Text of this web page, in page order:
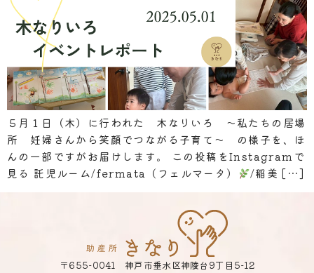
５月１日（木）に行われた 木なりいろ ～私たちの居場
所 妊婦さんから笑顔でつながる子育て～ の様子を、ほ
んの一部ですがお届けします。 この投稿をInstagramで
見る 託児ルーム/fermata（フェルマータ）
/稲美 […]
〒655-0041 神戸市垂水区神陵台9丁目5-12